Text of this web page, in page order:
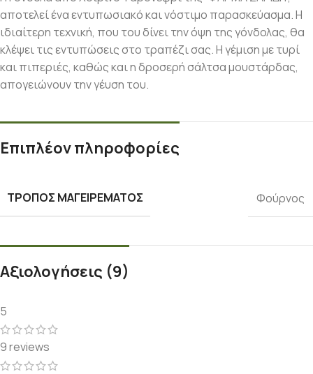
αποτελεί ένα εντυπωσιακό και νόστιμο παρασκεύασμα. Η
ιδιαίτερη τεχνική, που του δίνει την όψη της γόνδολας, θα
κλέψει τις εντυπώσεις στο τραπέζι σας. Η γέμιση με τυρί
και πιπεριές, καθώς και η δροσερή σάλτσα μουστάρδας,
απογειώνουν την γέυση του.
Επιπλέον πληροφορίες
ΤΡΌΠΟΣ ΜΑΓΕΙΡΈΜΑΤΟΣ Φούρνος
Αξιολογήσεις (9)
5
9 reviews